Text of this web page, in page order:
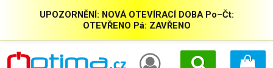
UPOZORNĚNÍ: NOVÁ OTEVÍRACÍ DOBA Po–Čt:
OTEVŘENO Pá: ZAVŘENO